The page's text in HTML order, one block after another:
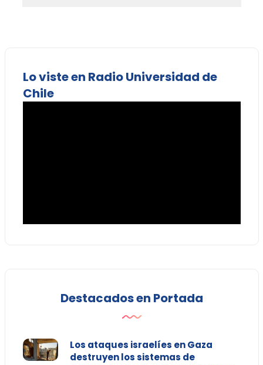
Lo viste en Radio Universidad de
Chile
Destacados en Portada
Los ataques israelíes en Gaza
destruyen los sistemas de